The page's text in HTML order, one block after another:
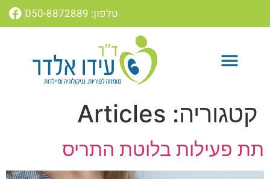
טלפון: 050-8872889
קטגוריה: Articles
תת פעילות בלוטת התריס